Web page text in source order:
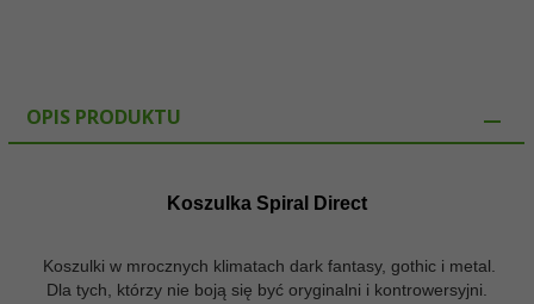
OPIS PRODUKTU
Koszulka Spiral Direct
Koszulki w mrocznych klimatach dark fantasy, gothic i metal.
Dla tych, którzy nie boją się być oryginalni i kontrowersyjni.